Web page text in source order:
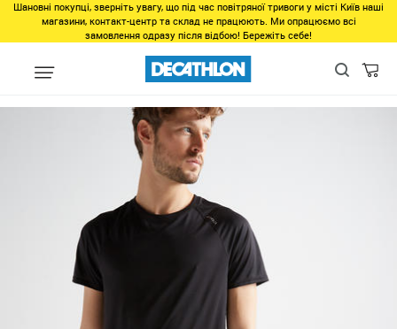
Шановні покупці, зверніть увагу, що під час повітряної тривоги у місті Київ наші
магазини, контакт-центр та склад не працюють. Ми опрацюємо всі
замовлення одразу після відбою! Бережіть себе!
Виды спорта Фитнес, спортзал Фитнес Одежда для